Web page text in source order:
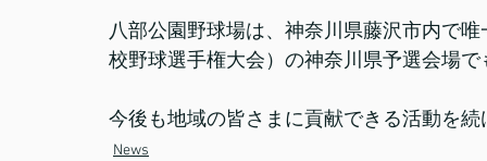
八部公園野球場は、神奈川県藤沢市内で
校野球選手権大会）の神奈川県予選会場
今後も地域の皆さまに貢献できる活動を
News